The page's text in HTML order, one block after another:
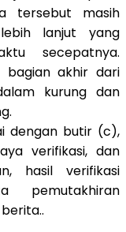
tersebut masih
lanjut yang
secepatnya.
bagian akhir dari
kurung dan
dengan butir (c),
verifikasi, dan
hasil verifikasi
pemutakhiran